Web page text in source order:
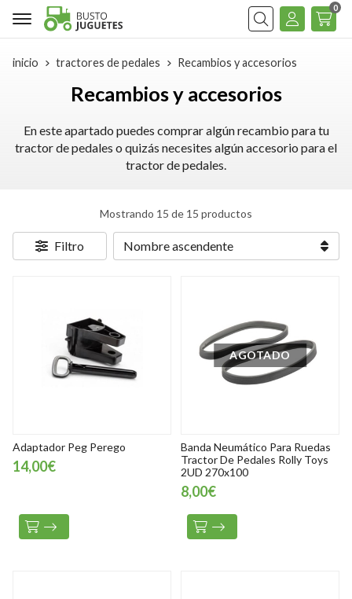
Buscar
0
inicio tractores de pedales Recambios y accesorios
Recambios y accesorios
En este apartado puedes comprar algún recambio para tu
tractor de pedales o quizás necesites algún accesorio para el
tractor de pedales.
Mostrando 15 de 15 productos
Filtro
Adaptador Peg Perego
14,00€
AGOTADO
Banda Neumático Para Ruedas
Tractor De Pedales Rolly Toys
2UD 270x100
8,00€